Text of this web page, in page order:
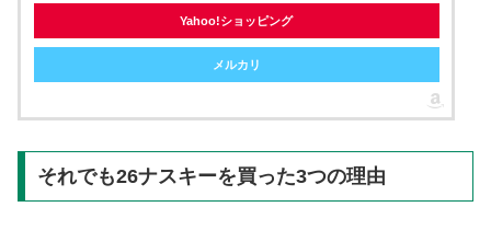
Yahoo!ショッピング
メルカリ
それでも26ナスキーを買った3つの理由